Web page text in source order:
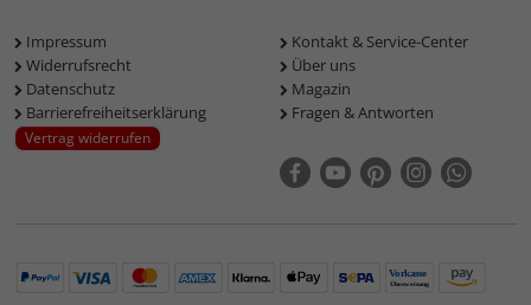
Impressum
Widerrufsrecht
Datenschutz
Barrierefreiheitserklärung
Vertrag widerrufen
Kontakt & Service-Center
Über uns
Magazin
Fragen & Antworten